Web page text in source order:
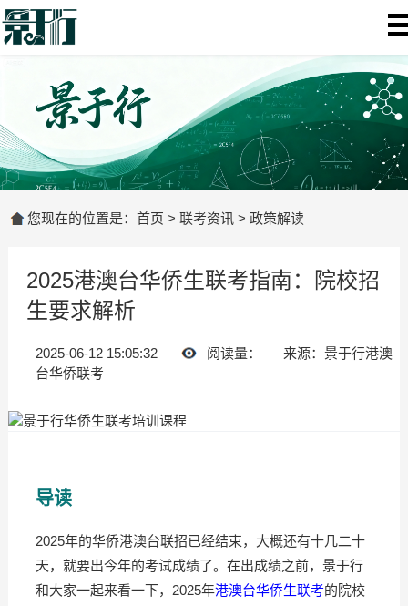
您现在的位置是： 首页 > 联考资讯 > 政策解读
2025港澳台华侨生联考指南：院校招
生要求解析
2025-06-12 15:05:32 阅读量：
来源：景于行港澳
台华侨联考
导读
2025年的华侨港澳台联招已经结束，大概还有十几二十
天，就要出今年的考试成绩了。在出成绩之前，景于行
和大家一起来看一下，2025年港澳台华侨生联考的院校